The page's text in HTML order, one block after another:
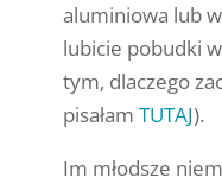
aluminiowa lub
lubicie pobudki
tym, dlaczego
pisałamTUTAJ).
Im młodsze